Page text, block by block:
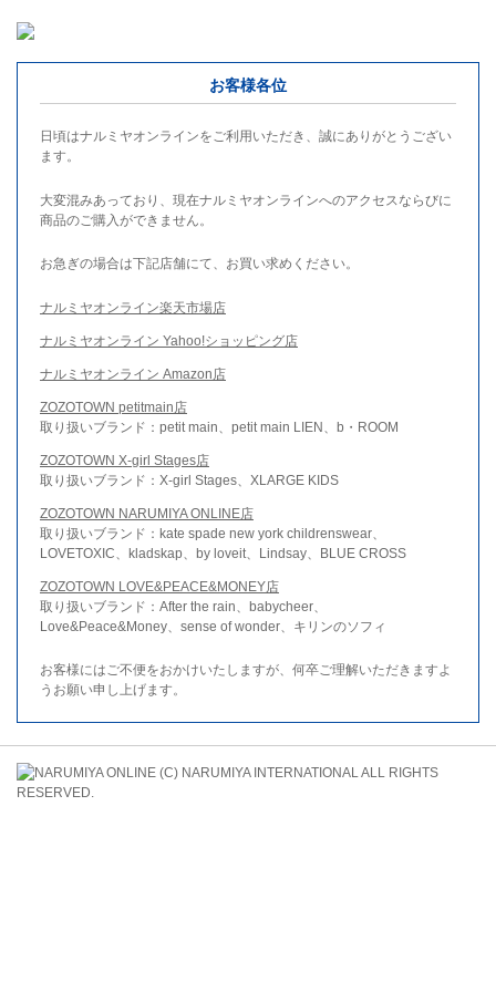
お客様各位
日頃はナルミヤオンラインをご利用いただき、誠にありがとうござい
ます。
大変混みあっており、現在ナルミヤオンラインへのアクセスならびに
商品のご購入ができません。
お急ぎの場合は下記店舗にて、お買い求めください。
ナルミヤオンライン楽天市場店
ナルミヤオンライン Yahoo!ショッピング店
ナルミヤオンライン Amazon店
ZOZOTOWN petitmain店
取り扱いブランド：petit main、petit main LIEN、b・ROOM
ZOZOTOWN X-girl Stages店
取り扱いブランド：X-girl Stages、XLARGE KIDS
ZOZOTOWN NARUMIYA ONLINE店
取り扱いブランド：kate spade new york childrenswear、
LOVETOXIC、kladskap、by loveit、Lindsay、BLUE CROSS
ZOZOTOWN LOVE&PEACE&MONEY店
取り扱いブランド：After the rain、babycheer、
Love&Peace&Money、sense of wonder、キリンのソフィ
お客様にはご不便をおかけいたしますが、何卒ご理解いただきますよ
うお願い申し上げます。